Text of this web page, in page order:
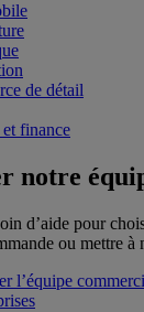
de détail
finance
notre
d’aide pour
ou mettre
l’équipe